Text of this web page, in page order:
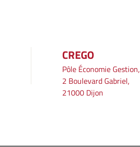
CREGO
Pôle Économie Gestion,
2 Boulevard Gabriel,
21000 Dijon